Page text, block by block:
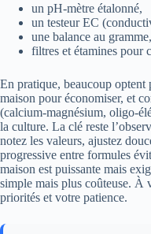
un pH‑mètre étalonné,
un testeur EC
une balance au gramme,
filtres et étamines pour
En pratique, beaucoup optent
maison pour économiser, et
(calcium‑magnésium,
la culture. La clé reste
notez les valeurs, ajustez
progressive entre formules
maison est puissante mais
simple mais plus coûteuse. À
priorités et votre patience.